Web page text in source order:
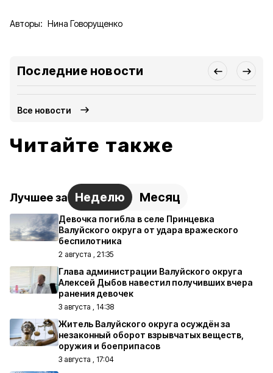
Авторы: Нина Говорущенко
Последние новости
Все новости
Читайте также
Лучшее за Неделю Месяц
Девочка погибла в селе Принцевка
Валуйского округа от удара вражеского
беспилотника
2 августа , 21:35
Глава администрации Валуйского округа
Алексей Дыбов навестил получивших вчера
ранения девочек
3 августа , 14:38
Житель Валуйского округа осуждён за
незаконный оборот взрывчатых веществ,
оружия и боеприпасов
3 августа , 17:04